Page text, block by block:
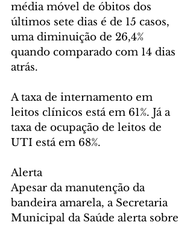
média móvel de óbitos dos
últimos sete dias é de 15 casos,
uma diminuição de 26,4%
quando comparado com 14 dias
atrás.
A taxa de internamento em
leitos clínicos está em 61%. Já a
taxa de ocupação de leitos de
UTI está em 68%.
Alerta
Apesar da manutenção da
bandeira amarela, a Secretaria
Municipal da Saúde alerta sobre